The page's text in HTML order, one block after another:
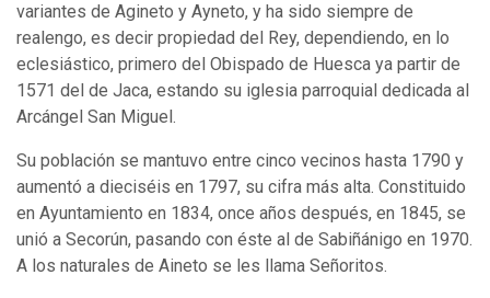
variantes de Agineto y Ayneto, y ha sido siempre de
realengo, es decir propiedad del Rey, dependiendo, en lo
eclesiástico, primero del Obispado de Huesca ya partir de
1571 del de Jaca, estando su iglesia parroquial dedicada al
Arcángel San Miguel.
Su población se mantuvo entre cinco vecinos hasta 1790 y
aumentó a dieciséis en 1797, su cifra más alta. Constituido
en Ayuntamiento en 1834, once años después, en 1845, se
unió a Secorún, pasando con éste al de Sabiñánigo en 1970.
A los naturales de Aineto se les llama Señoritos.